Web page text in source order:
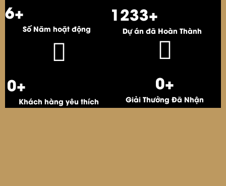
6+
Số Năm hoặt động
1283+
Dự án đã Hoàn Thành
0+
Khách hàng yêu thích
0+
Giải Thưởng Đã Nhận